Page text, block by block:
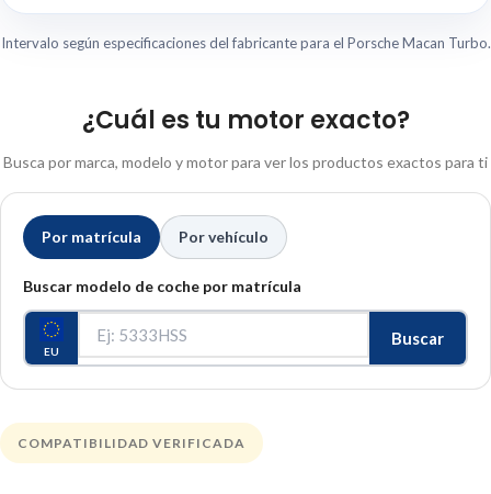
Intervalo según especificaciones del fabricante para el Porsche Macan Turbo.
¿Cuál es tu motor exacto?
Busca por marca, modelo y motor para ver los productos exactos para ti
Por matrícula Por vehículo
Buscar modelo de coche por matrícula
EU
Buscar
COMPATIBILIDAD VERIFICADA